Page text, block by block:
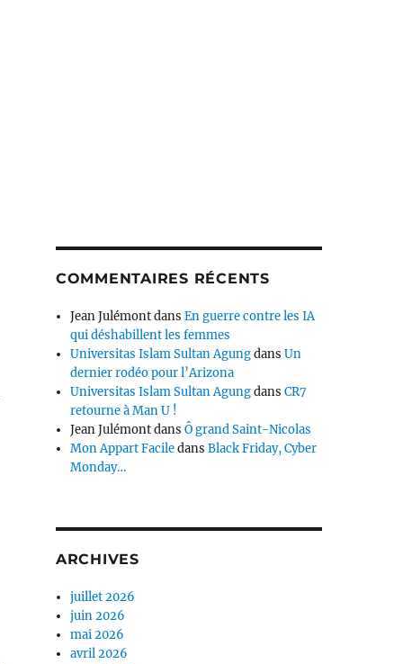
COMMENTAIRES RÉCENTS
Jean JulémontdansEn guerre contre les IA
qui déshabillent les femmes
Universitas Islam Sultan AgungdansUn
dernier rodéo pour l’Arizona
Universitas Islam Sultan AgungdansCR7
retourne à Man U !
Jean JulémontdansÔ grand Saint-Nicolas
Mon Appart FaciledansBlack Friday, Cyber
Monday…
ARCHIVES
juillet 2026
juin 2026
mai 2026
avril 2026